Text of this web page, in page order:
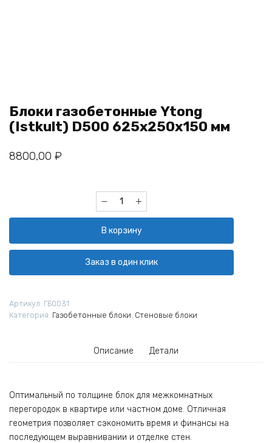
Блоки газобетонные Ytong
(Istkult) D500 625х250х150 мм
8800,00 ₽
Количество
товара
газобетонные
Ytong
(Istkult)
D500
В корзину
Заказ в один клик
Артикул: ГБ0031
Категория: Газобетонные блоки Стеновые блоки
Описание Детали
Оптимальный по толщине блок для межкомнатных
перегородок в квартире или частном доме. Отличная
геометрия позволяет сэкономить время и финансы на
последующем выравнивании и отделке стен.